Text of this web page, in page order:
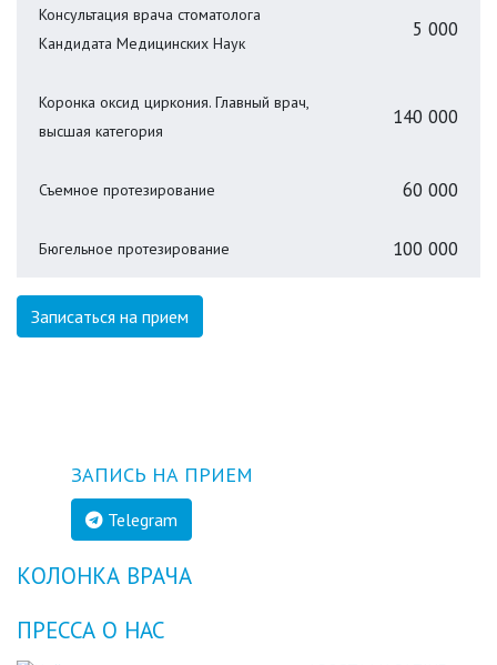
Консультация врача стоматолога
Кандидата Медицинских Наук
5 000
Коронка оксид циркония. Главный врач,
высшая категория
140 000
Съемное протезирование 60 000
Бюгельное протезирование 100 000
Записаться на прием
ЗАПИСЬ НА ПРИЕМ
Telegram
КОЛОНКА ВРАЧА
ПРЕССА О НАС